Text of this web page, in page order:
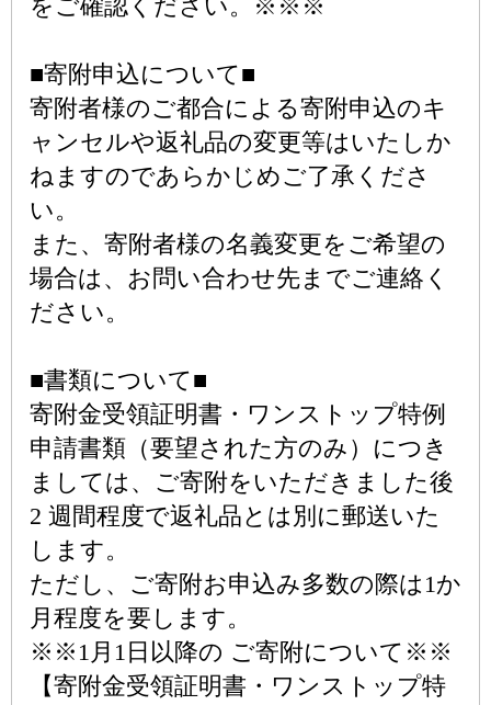
をご確認ください。※※※
■寄附申込について■
寄附者様のご都合による寄附申込のキ
ャンセルや返礼品の変更等はいたしか
ねますのであらかじめご了承くださ
い。
また、寄附者様の名義変更をご希望の
場合は、お問い合わせ先までご連絡く
ださい。
■書類について■
寄附金受領証明書・ワンストップ特例
申請書類（要望された方のみ）につき
ましては、ご寄附をいただきました後
2 週間程度で返礼品とは別に郵送いた
します。
ただし、ご寄附お申込み多数の際は1か
月程度を要します。
※※1月1日以降の ご寄附について※※
【寄附金受領証明書・ワンストップ特